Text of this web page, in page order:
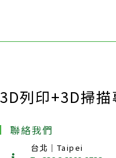
3D列印+3D掃描
聯絡我們
台北｜Taipei